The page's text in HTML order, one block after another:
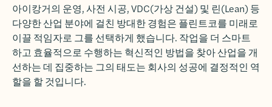
아이캉거의 운영, 사전 시공, VDC(가상 건설) 및 린(Lean) 등
다양한 산업 분야에 걸친 방대한 경험은 플린트코를 미래로
이끌 적임자로 그를 선택하게 했습니다. 작업을 더 스마트
하고 효율적으로 수행하는 혁신적인 방법을 찾아 산업을 개
선하는 데 집중하는 그의 태도는 회사의 성공에 결정적인 역
할을 할 것입니다.